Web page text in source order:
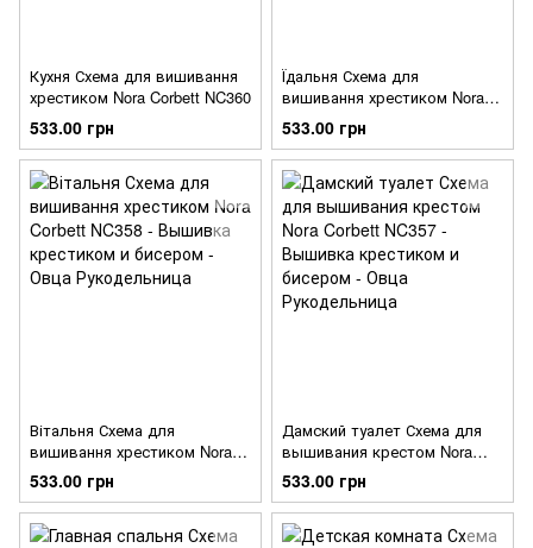
Кухня Схема для вишивання
хрестиком Nora Corbett NC360
533.00 грн
Їдальня Схема для
вишивання хрестиком Nora
Corbett NC359
533.00 грн
Вітальня Схема для
вишивання хрестиком Nora
Corbett NC358
533.00 грн
Дамский туалет Схема для
вышивания крестом Nora
Corbett NC357
533.00 грн